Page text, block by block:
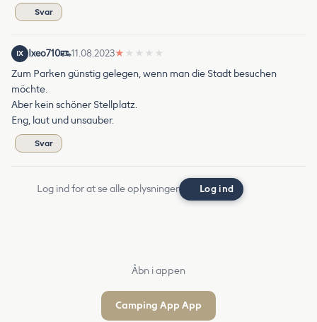
Svar
IX Ixeo710 11.08.2023★ ★ ★ ★ ★
Zum Parken günstig gelegen, wenn man die Stadt besuchen
möchte.
Aber kein schöner Stellplatz.
Eng, laut und unsauber.
Svar
Log ind for at se alle oplysninger Log ind
Åbn i appen
Camping App App